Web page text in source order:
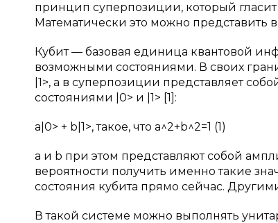
принцип суперпозиции, который гласит
Математически это можно представить
Кубит — базовая единица квантовой
возможными состояниями. В своих
|1>, а в суперпозиции представляет
состояниями |0> и |1> [1]:
a|0> + b|1>, такое, что a^2+b^2=1 (1)
a и b при этом представляют собой
вероятности получить именно такие
состояния кубита прямо сейчас.
В такой системе можно выполнять